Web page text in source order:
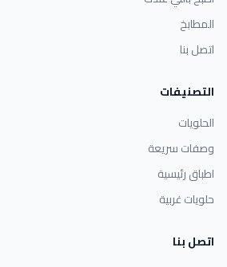
المطابخ
اتصل بنا
التصنيفات
الحلويات
وصفات سريعة
اطباق رئيسية
حلويات غربية
اتصل بنا